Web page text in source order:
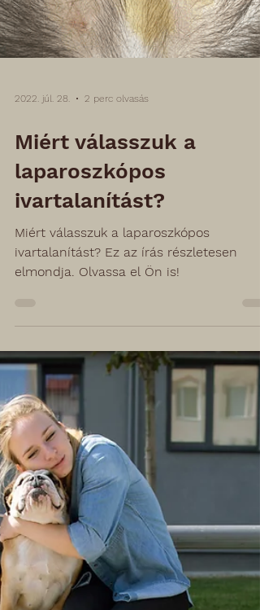
2022. júl. 28. 2 perc olvasás
ivartalanítást?
Miért válasszuk a laparoszkópos
ivartalanítást? Ez az írás részletesen
elmondja. Olvassa el Ön is!